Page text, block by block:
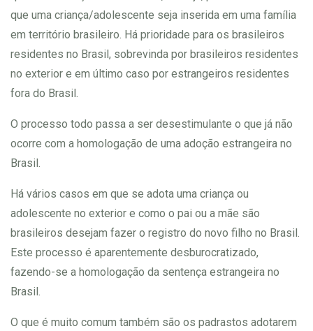
que uma criança/adolescente seja inserida em uma família
em território brasileiro. Há prioridade para os brasileiros
residentes no Brasil, sobrevinda por brasileiros residentes
no exterior e em último caso por estrangeiros residentes
fora do Brasil.
O processo todo passa a ser desestimulante o que já não
ocorre com a homologação de uma adoção estrangeira no
Brasil.
Há vários casos em que se adota uma criança ou
adolescente no exterior e como o pai ou a mãe são
brasileiros desejam fazer o registro do novo filho no Brasil.
Este processo é aparentemente desburocratizado,
fazendo-se a homologação da sentença estrangeira no
Brasil.
O que é muito comum também são os padrastos adotarem